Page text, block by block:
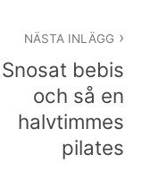
NÄSTA INLÄGG
Snosat bebis
och så en
halvtimmes
pilates